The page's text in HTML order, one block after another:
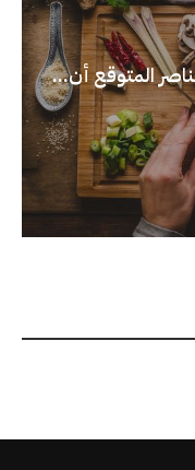
المتوقع أن...